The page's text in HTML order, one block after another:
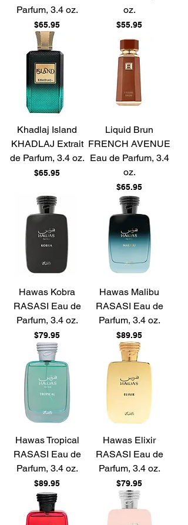
Parfum, 3.4 oz.
Price
$65.95
oz.
Price
$55.95
Khadlaj Island
KHADLAJ Extrait
de Parfum, 3.4 oz.
Price
$65.95
Liquid Brun
FRENCH AVENUE
Eau de Parfum, 3.4
oz.
Price
$65.95
Hawas Kobra
RASASI Eau de
Parfum, 3.4 oz.
Price
$79.95
Hawas Malibu
RASASI Eau de
Parfum, 3.4 oz.
Price
$89.95
Hawas Tropical
RASASI Eau de
Parfum, 3.4 oz.
Price
$89.95
Hawas Elixir
RASASI Eau de
Parfum, 3.4 oz.
Price
$79.95